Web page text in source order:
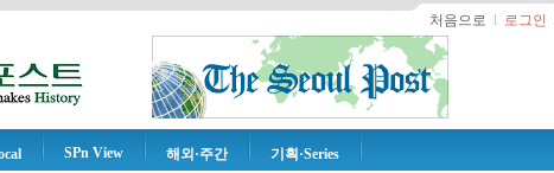
처음으로 l 로그인
SPn View 해외·주간 기획·Series